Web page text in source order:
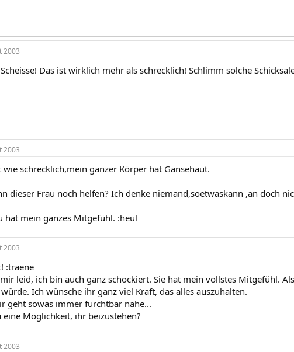
2003
Das ist wirklich mehr als schrecklich! Schlimm solche
2003
wie schrecklich,mein ganzer Körper hat Gänsehaut.
dieser Frau noch helfen? Ich denke niemand,soetwaskann ,an doch
hat mein ganzes Mitgefühl. :heul
2003
:traene
leid, ich bin auch ganz schockiert. Sie hat mein vollstes Mitgefühl.
Ich wünsche ihr ganz viel Kraft, das alles auszuhalten.
geht sowas immer furchtbar nahe...
eine Möglichkeit, ihr beizustehen?
2003